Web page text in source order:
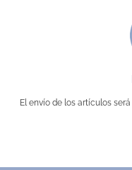
El envío de los artículos será